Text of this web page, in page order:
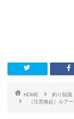
HOME 釣り知識
［注意喚起］ルア